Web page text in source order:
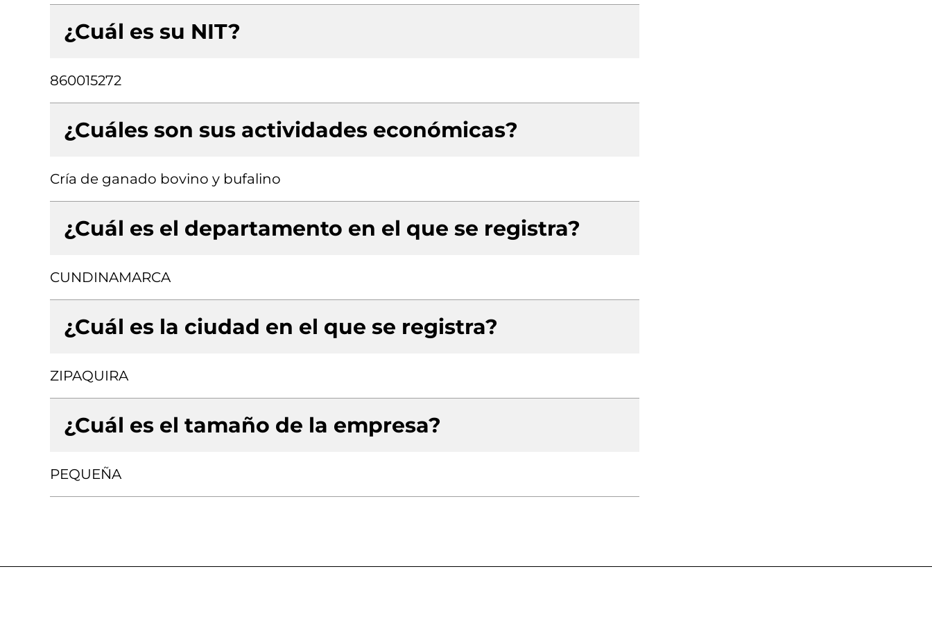
¿Cuál es su NIT?
860015272
¿Cuáles son sus actividades económicas?
Cría de ganado bovino y bufalino
¿Cuál es el departamento en el que se registra?
CUNDINAMARCA
¿Cuál es la ciudad en el que se registra?
ZIPAQUIRA
¿Cuál es el tamaño de la empresa?
PEQUEÑA